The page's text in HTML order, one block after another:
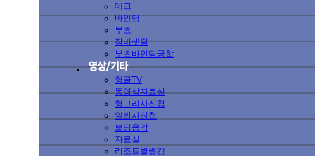
데크
바인딩
부츠
장비셋팅
부츠바인딩궁합
헝글TV
동영상자료실
헝그리사진첩
일반사진첩
보딩음악
자료실
리조트별웹캠